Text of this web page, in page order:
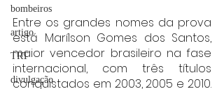
bombeiros
artigo
TRT
divulgação
Entre os grandes nomes da prova
está Marílson Gomes dos Santos,
maior vencedor brasileiro na fase
internacional, com três títulos
conquistados em 2003, 2005 e 2010.